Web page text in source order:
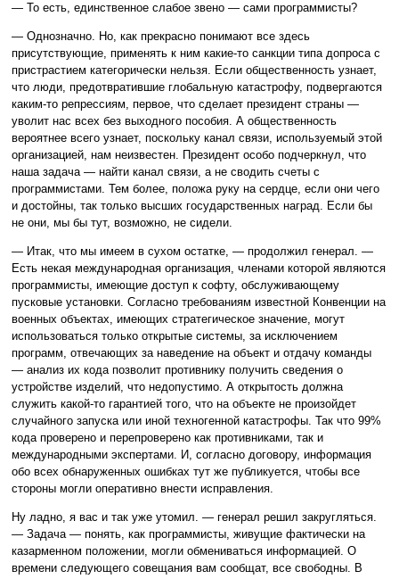
— То есть, единственное слабое звено — сами программисты?
— Однозначно. Но, как прекрасно понимают все здесь
присутствующие, применять к ним какие-то санкции типа допроса с
пристрастием категорически нельзя. Если общественность узнает,
что люди, предотвратившие глобальную катастрофу, подвергаются
каким-то репрессиям, первое, что сделает президент страны —
уволит нас всех без выходного пособия. А общественность
вероятнее всего узнает, поскольку канал связи, используемый этой
организацией, нам неизвестен. Президент особо подчеркнул, что
наша задача — найти канал связи, а не сводить счеты с
программистами. Тем более, положа руку на сердце, если они чего
и достойны, так только высших государственных наград. Если бы
не они, мы бы тут, возможно, не сидели.
— Итак, что мы имеем в сухом остатке, — продолжил генерал. —
Есть некая международная организация, членами которой являются
программисты, имеющие доступ к софту, обслуживающему
пусковые установки. Согласно требованиям известной Конвенции на
военных объектах, имеющих стратегическое значение, могут
использоваться только открытые системы, за исключением
программ, отвечающих за наведение на объект и отдачу команды
— анализ их кода позволит противнику получить сведения о
устройстве изделий, что недопустимо. А открытость должна
служить какой-то гарантией того, что на объекте не произойдет
случайного запуска или иной техногенной катастрофы. Так что 99%
кода проверено и перепроверено как противниками, так и
международными экспертами. И, согласно договору, информация
обо всех обнаруженных ошибках тут же публикуется, чтобы все
стороны могли оперативно внести исправления.
Ну ладно, я вас и так уже утомил. — генерал решил закругляться.
— Задача — понять, как программисты, живущие фактически на
казарменном положении, могли обмениваться информацией. О
времени следующего совещания вам сообщат, все свободны. В